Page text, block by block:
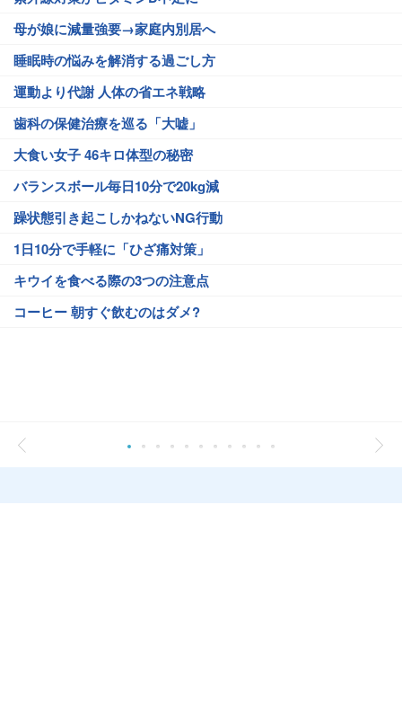
母が娘に減量強要→家庭内別居へ
睡眠時の悩みを解消する過ごし方
運動より代謝 人体の省エネ戦略
歯科の保健治療を巡る「大嘘」
大食い女子 46キロ体型の秘密
バランスボール毎日10分で20kg減
躁状態引き起こしかねないNG行動
1日10分で手軽に「ひざ痛対策」
キウイを食べる際の3つの注意点
コーヒー 朝すぐ飲むのはダメ?